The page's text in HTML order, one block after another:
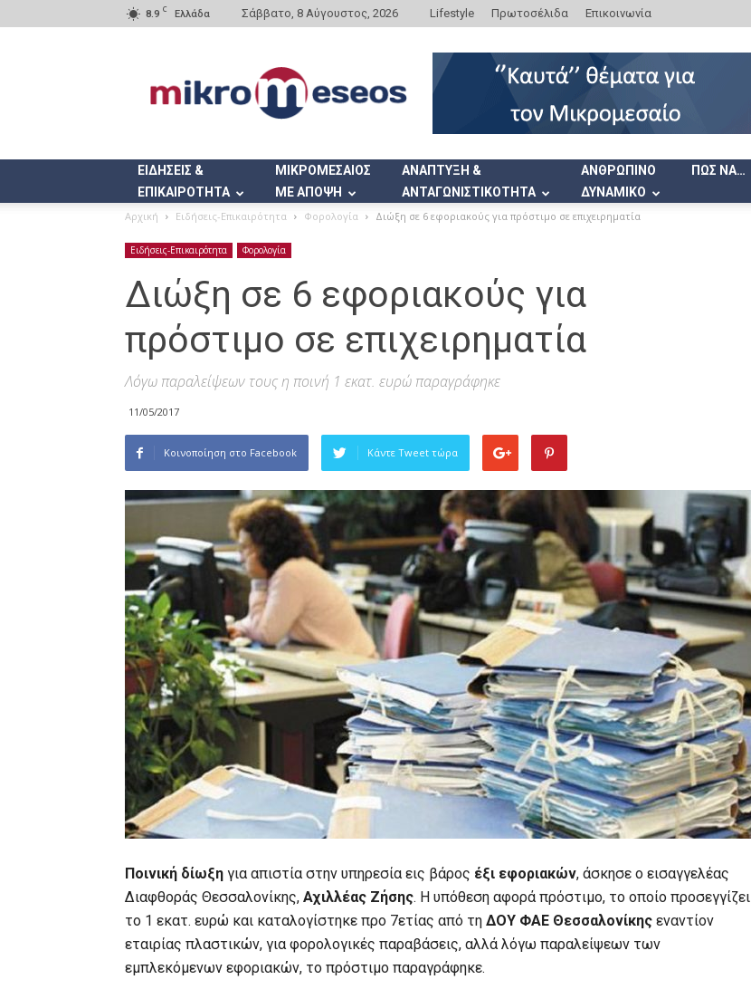
8.9 C Ελλάδα Σάββατο, 8 Αύγουστος, 2026 Lifestyle Πρωτοσέλιδα Επικοινωνία
ΕΙΔΗΣΕΙΣ &
ΕΠΙΚΑΙΡΟΤΗΤΑ
ΜΙΚΡΟΜΕΣΑΙΟΣ
ΜΕ ΑΠΟΨΗ
ΑΝΑΠΤΥΞΗ &
ΑΝΤΑΓΩΝΙΣΤΙΚΟΤΗΤΑ
ΑΝΘΡΩΠΙΝΟ
ΔΥΝΑΜΙΚΟ
ΠΩΣ ΝΑ…
Αρχική Ειδήσεις-Επικαιρότητα Φορολογία Διώξη σε 6 εφοριακούς για πρόστιμο σε επιχειρηματία
Ειδήσεις-Επικαιρότητα Φορολογία
Διώξη σε 6 εφοριακούς για
πρόστιμο σε επιχειρηματία
Λόγω παραλείψεων τους η ποινή 1 εκατ. ευρώ παραγράφηκε
11/05/2017
Κοινοποίηση στο Facebook Κάντε Tweet τώρα
Ποινική δίωξη για απιστία στην υπηρεσία εις βάρος έξι εφοριακών, άσκησε ο εισαγγελέας
Διαφθοράς Θεσσαλονίκης, Αχιλλέας Ζήσης. Η υπόθεση αφορά πρόστιμο, το οποίο προσεγγίζει
το 1 εκατ. ευρώ και καταλογίστηκε προ 7ετίας από τη ΔΟΥ ΦΑΕ Θεσσαλονίκης εναντίον
εταιρίας πλαστικών, για φορολογικές παραβάσεις, αλλά λόγω παραλείψεων των
εμπλεκόμενων εφοριακών, το πρόστιμο παραγράφηκε.